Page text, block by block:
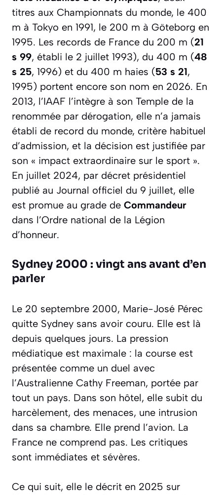
titres aux Championnats du monde, le 400
m à Tokyo en 1991, le 200 m à Göteborg en
1995. Les records de France du 200 m (21
s 99, établi le 2 juillet 1993), du 400 m (48
s 25, 1996) et du 400 m haies (53 s 21,
1995) portent encore son nom en 2026. En
2013, l’IAAF l’intègre à son Temple de la
renommée par dérogation, elle n’a jamais
établi de record du monde, critère habituel
d’admission, et la décision est justifiée par
son « impact extraordinaire sur le sport ».
En juillet 2024, par décret présidentiel
publié au Journal officiel du 9 juillet, elle
est promue au grade de Commandeur
dans l’Ordre national de la Légion
d’honneur.
Sydney 2000 : vingt ans avant d’en
parler
Le 20 septembre 2000, Marie-José Pérec
quitte Sydney sans avoir couru. Elle est là
depuis quelques jours. La pression
médiatique est maximale : la course est
présentée comme un duel avec
l’Australienne Cathy Freeman, portée par
tout un pays. Dans son hôtel, elle subit du
harcèlement, des menaces, une intrusion
dans sa chambre. Elle prend l’avion. La
France ne comprend pas. Les critiques
sont immédiates et sévères.
Ce qui suit, elle le décrit en 2025 sur